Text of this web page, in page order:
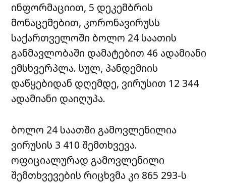
ინფორმაციით, 5 დეკემბრის
მონაცემებით, კორონავირუსს
საქართველოში ბოლო 24 საათის
განმავლობაში დამატებით 46 ადამიანი
ემსხვერპლა. სულ, პანდემიის
დაწყებიდან დღემდე, ვირუსით 12 344
ადამიანი დაიღუპა.
ბოლო 24 საათში გამოვლენილია
ვირუსის 3 410 შემთხვევა.
ოფიციალურად გამოვლენილი
შემთხვევების რიცხვმა კი 865 293-ს